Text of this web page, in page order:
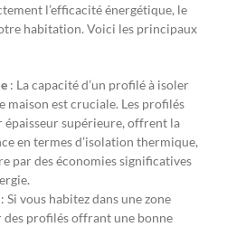
l’efficacité énergétique, le
habitation. Voici les principaux
: La capacité d’un profilé à isoler
est cruciale. Les profilés
épaisseur supérieure, offrent la
en termes d’isolation thermique,
par des économies significatives
: Si vous habitez dans une zone
des profilés offrant une bonne